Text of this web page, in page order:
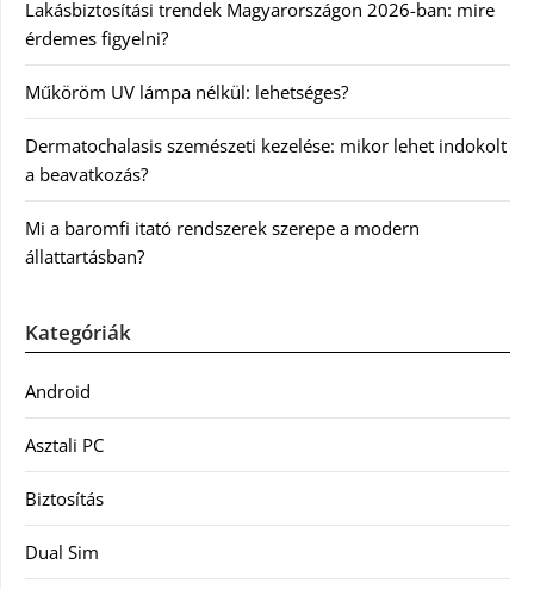
Lakásbiztosítási trendek Magyarországon 2026-ban: mire
érdemes figyelni?
Műköröm UV lámpa nélkül: lehetséges?
Dermatochalasis szemészeti kezelése: mikor lehet indokolt
a beavatkozás?
Mi a baromfi itató rendszerek szerepe a modern
állattartásban?
Kategóriák
Android
Asztali PC
Biztosítás
Dual Sim